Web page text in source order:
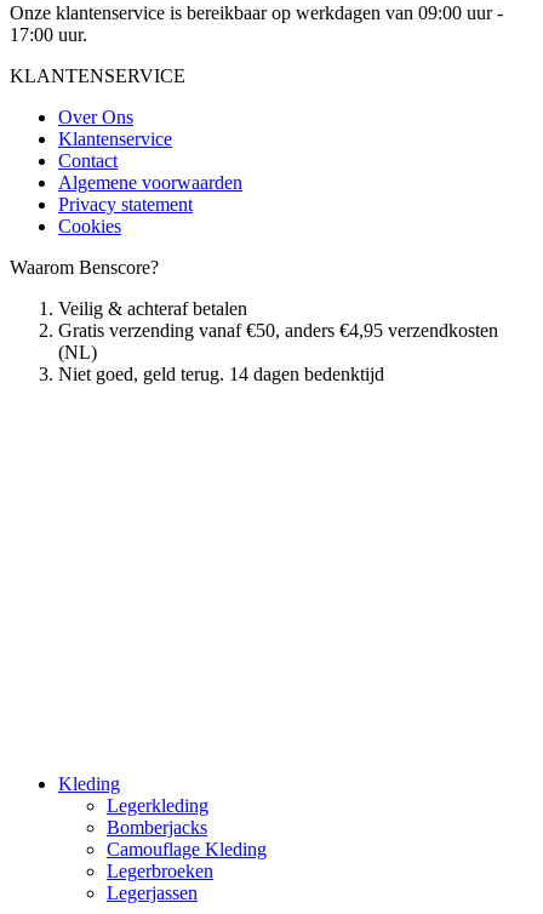
Onze klantenservice is bereikbaar op werkdagen van 09:00 uur -
17:00 uur.
KLANTENSERVICE
Over Ons
Klantenservice
Contact
Algemene voorwaarden
Privacy statement
Cookies
Waarom Benscore?
Veilig & achteraf betalen
Gratis verzending vanaf €50, anders €4,95 verzendkosten
(NL)
Niet goed, geld terug. 14 dagen bedenktijd
Kleding
Legerkleding
Bomberjacks
Camouflage Kleding
Legerbroeken
Legerjassen